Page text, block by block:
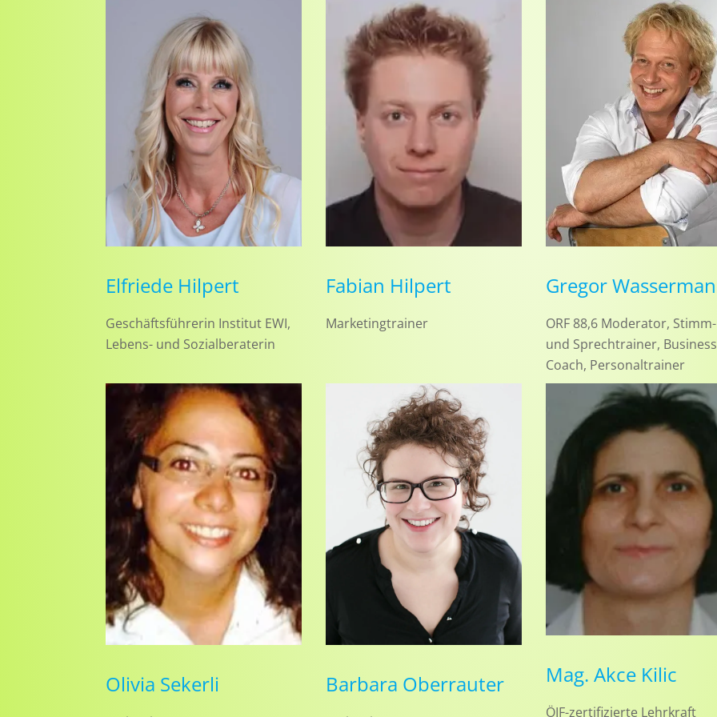
Elfriede Hilpert
Geschäftsführerin Institut EWI,
Lebens- und Sozialberaterin
Fabian Hilpert
Marketingtrainer
Gregor
ORF 88,6 Moderator, Stimm-
und Sprechtrainer, Business
Coach, Personaltrainer
Olivia Sekerli Barbara Oberrauter Mag. Akce Kilic
ÖIF-zertifizierte Lehrkraft